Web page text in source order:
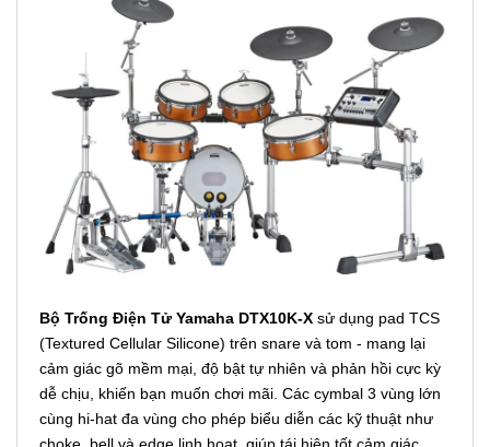
Bộ Trống Điện Tử Yamaha DTX10K-X sử dụng pad TCS
(Textured Cellular Silicone) trên snare và tom - mang lại
cảm giác gõ mềm mại, độ bật tự nhiên và phản hồi cực kỳ
dễ chịu, khiến bạn muốn chơi mãi. Các cymbal 3 vùng lớn
cùng hi-hat đa vùng cho phép biểu diễn các kỹ thuật như
choke, bell và edge linh hoạt, giúp tái hiện tốt cảm giác